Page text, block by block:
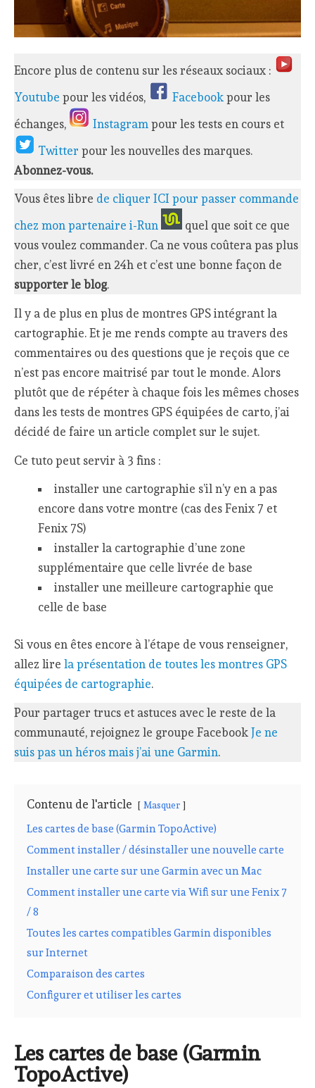
Encore plus de contenu sur les réseaux sociaux :
Youtube pour les vidéos, Facebookpour les
échanges,
Instagrampour les tests en cours et
Twitterpour les nouvelles des marques.
Abonnez-vous.
Vous êtes libre de cliquer ICI pour passer commande
chez mon partenaire i-Run
quel que soit ce que
vous voulez commander. Ca ne vous coûtera pas plus
cher, c’est livré en 24h et c’est une bonne façon de
supporter le blog.
Il y a de plus en plus de montres GPS intégrant la
cartographie. Et je me rends compte au travers des
commentaires ou des questions que je reçois que ce
n’est pas encore maitrisé par tout le monde. Alors
plutôt que de répéter à chaque fois les mêmes choses
dans les tests de montres GPS équipées de carto, j’ai
décidé de faire un article complet sur le sujet.
Ce tuto peut servir à 3 fins :
installer une cartographie s’il n’y en a pas
encore dans votre montre (cas des Fenix 7 et
Fenix 7S)
installer la cartographie d’une zone
supplémentaire que celle livrée de base
installer une meilleure cartographie que
celle de base
Si vous en êtes encore à l’étape de vous renseigner,
allez lirela présentation de toutes les montres GPS
équipées de cartographie.
Pour partager trucs et astuces avec le reste de la
communauté, rejoignez le groupe FacebookJe ne
suis pas un héros mais j’ai une Garmin.
Contenu de l'article Masquer
Les cartes de base (Garmin TopoActive)
Comment installer / désinstaller une nouvelle carte
Installer une carte sur une Garmin avec un Mac
Comment installer une carte via Wifi sur une Fenix 7
/ 8
Toutes les cartes compatibles Garmin disponibles
sur Internet
Comparaison des cartes
Configurer et utiliser les cartes
Les cartes de base (Garmin
TopoActive)